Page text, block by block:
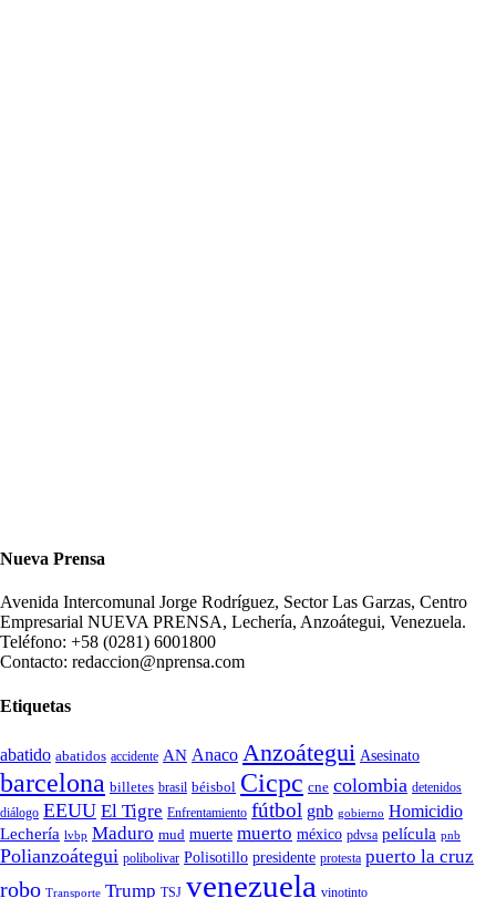
Nueva Prensa
Avenida Intercomunal Jorge Rodríguez, Sector Las Garzas, Centro
Empresarial NUEVA PRENSA, Lechería, Anzoátegui, Venezuela.
Teléfono: +58 (0281) 6001800
Contacto: redaccion@nprensa.com
Etiquetas
abatido abatidos accidente AN Anaco Anzoátegui Asesinato
barcelona billetes brasil béisbol Cicpc cne colombia detenidos
diálogo EEUU El Tigre Enfrentamiento fútbol gnb gobierno Homicidio
Lechería lvbp Maduro mud muerte muerto méxico pdvsa película pnb
Polianzoátegui polibolivar Polisotillo presidente protesta puerto la cruz
robo Transporte Trump TSJ venezuela vinotinto